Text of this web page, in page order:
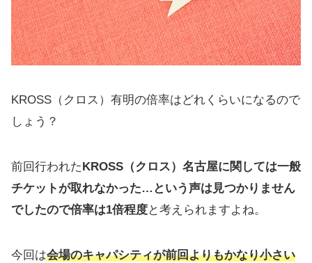
KROSS（クロス）有明の倍率はどれくらいになるので
しょう？
前回行われた KROSS（クロス）名古屋に関しては一般
チケットが取れなかった…という声は見つかりません
でしたので倍率は1倍程度と考えられますよね。
今回は会場のキャパシティが前回よりもかなり小さい